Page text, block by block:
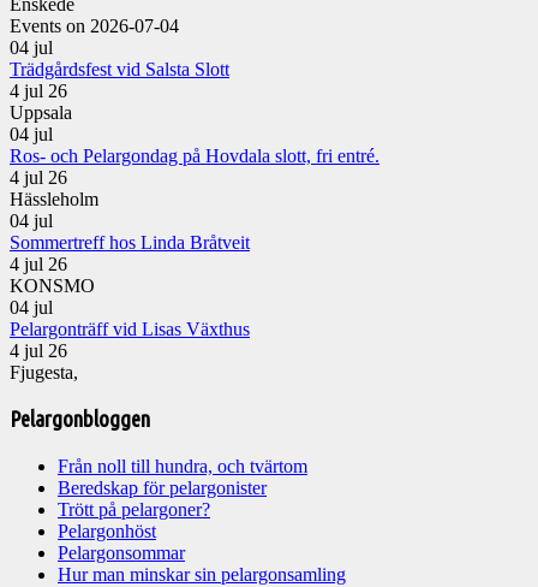
Enskede
Events on 2026-07-04
04 jul
Trädgårdsfest vid Salsta Slott
4 jul 26
Uppsala
04 jul
Ros- och Pelargondag på Hovdala slott, fri entré.
4 jul 26
Hässleholm
04 jul
Sommertreff hos Linda Bråtveit
4 jul 26
KONSMO
04 jul
Pelargonträff vid Lisas Växthus
4 jul 26
Fjugesta,
Pelargonbloggen
Från noll till hundra, och tvärtom
Beredskap för pelargonister
Trött på pelargoner?
Pelargonhöst
Pelargonsommar
Hur man minskar sin pelargonsamling